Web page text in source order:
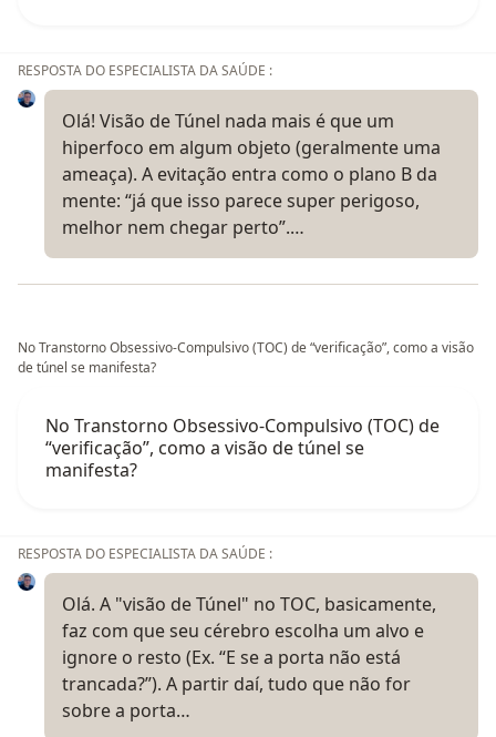
RESPOSTA DO ESPECIALISTA DA SAÚDE :
Olá! Visão de Túnel nada mais é que um
hiperfoco em algum objeto (geralmente uma
ameaça). A evitação entra como o plano B da
mente: “já que isso parece super perigoso,
melhor nem chegar perto”.…
No Transtorno Obsessivo-Compulsivo (TOC) de “verificação”, como a visão
de túnel se manifesta?
No Transtorno Obsessivo-Compulsivo (TOC) de
“verificação”, como a visão de túnel se
manifesta?
RESPOSTA DO ESPECIALISTA DA SAÚDE :
Olá. A "visão de Túnel" no TOC, basicamente,
faz com que seu cérebro escolha um alvo e
ignore o resto (Ex. “E se a porta não está
trancada?”). A partir daí, tudo que não for
sobre a porta…